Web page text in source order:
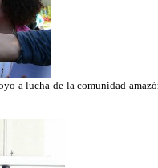
a lucha de la comunidad